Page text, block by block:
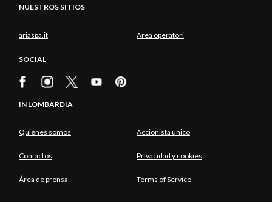
NUESTROS SITIOS
ariaspa.it Area operatori
SOCIAL
IN LOMBARDIA
Quiénes somos Accionista único
Contactos Privacidad y cookies
Área de prensa Terms of Service